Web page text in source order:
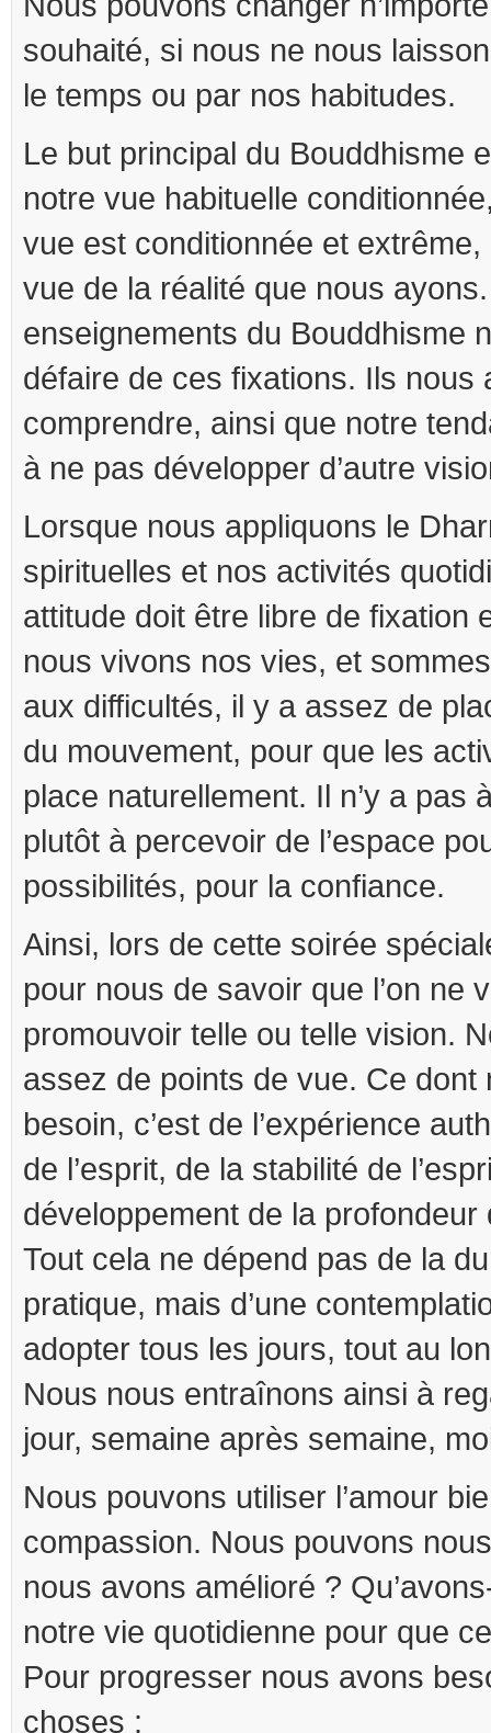
souhaité, si nous ne nous
le temps ou par nos habitudes.
Le but principal du Bouddhisme
notre vue habituelle
vue est conditionnée et
vue de la réalité que nous
enseignements du Bouddhisme
défaire de ces fixations. Ils nous
comprendre, ainsi que notre
à ne pas développer d’autre
Lorsque nous appliquons le
spirituelles et nos activités
attitude doit être libre de fixation
nous vivons nos vies, et
aux difficultés, il y a assez de
du mouvement, pour que les
place naturellement. Il n’y a pas
plutôt à percevoir de l’espace
possibilités, pour la confiance.
Ainsi, lors de cette soirée
pour nous de savoir que l’on ne
promouvoir telle ou telle vision.
assez de points de vue. Ce dont
besoin, c’est de l’expérience
de l’esprit, de la stabilité de
développement de la
Tout cela ne dépend pas de la
pratique, mais d’une
adopter tous les jours, tout au
Nous nous entraînons ainsi à
jour, semaine après semaine,
Nous pouvons utiliser l’amour
compassion. Nous pouvons
nous avons amélioré ?
notre vie quotidienne pour que
Pour progresser nous avons
choses :